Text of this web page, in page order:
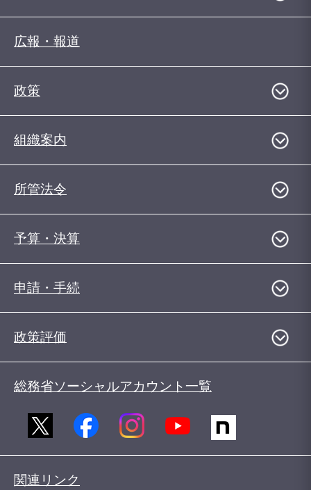
広報・報道
政策
組織案内
所管法令
予算・決算
申請・手続
政策評価
総務省ソーシャルアカウント一覧
関連リンク